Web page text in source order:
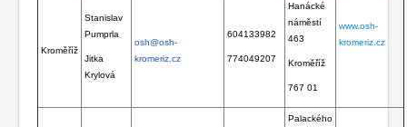
Kroměříž
Stanislav
Pumprla
Jitka
Krylová
osh@osh-
kromeriz.cz
604133982
774049207
Hanácké
náměstí
463
Kroměříž
767 01
www.osh-
kromeriz.cz
Palackého